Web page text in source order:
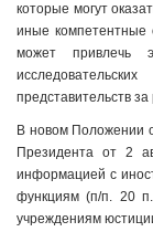
которые могут
иные компетентные
может привлечь
представительств
В новом Положении
Президента от 2
информацией с
функциям (п/п. 20
учреждениям